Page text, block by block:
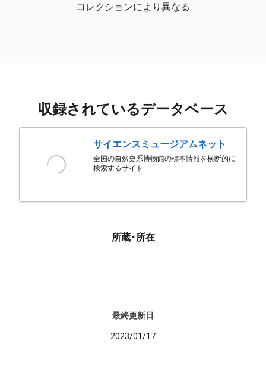
コレクションにより異なる
収録されているデータベース
サイエンスミュージアムネット
全国の自然史系博物館の標本情報を横断的に
検索するサイト
所蔵・所在
最終更新日
2023/01/17